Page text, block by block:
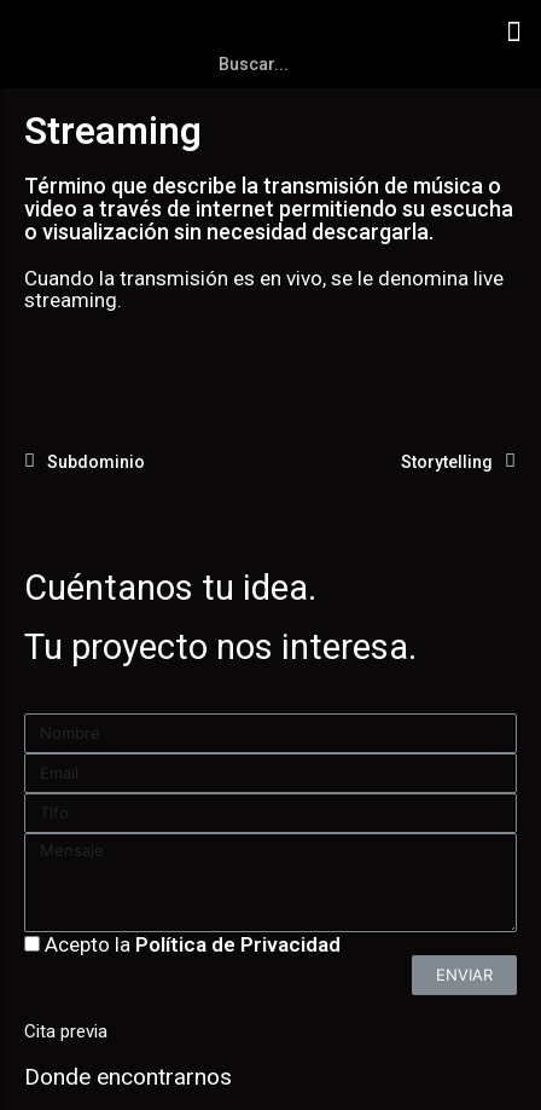
Streaming
Término que describe la transmisión de música o
video a través de internet permitiendo su escucha
o visualización sin necesidad descargarla.
Cuando la transmisión es en vivo, se le denomina live
streaming.
Subdominio Storytelling
Cuéntanos tu idea.
Tu proyecto nos interesa.
Acepto la Política de Privacidad
ENVIAR
Cita previa
Donde encontrarnos